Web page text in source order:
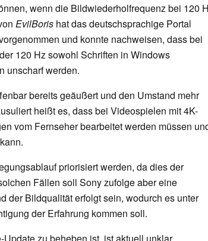
wenn die Bildwiederholfrequenz bei 120
EvilBoris hat das deutschsprachige Portal
und konnte nachweisen, dass bei
120 Hz sowohl Schriften in Windows
unscharf werden.
bereits geäußert und den Umstand mehr
heißt es, dass bei Videospielen mit 4K-
vom Fernseher bearbeitet werden müssen
priorisiert werden, da dies der
Fällen soll Sony zufolge aber eine
der Bildqualität erfolgt sein, wodurch es unter
der Erfahrung kommen soll.